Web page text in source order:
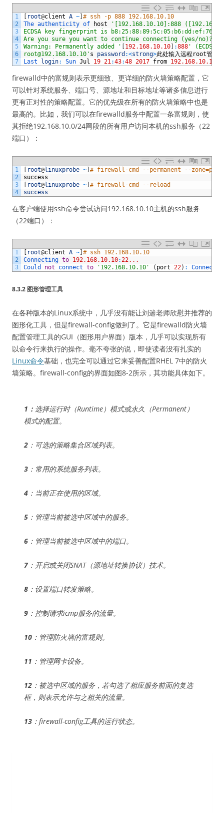
1
2
3
4
5
6
7
root@client A ~ # ssh -p 888 192.168.10.10
The authenticity of host
'[192.168.10.10]:888
ECDSA key fingerprint is
Are you sure you want to continue connecting (yes/no)?
Warning: Permanently added '
192.168.10.10 :888 '
root@192.168.10.10' s password :<strong>此处输入远程 root管理
Last
login: Sun Jul 19 21:43:48 2017 from 192.168.10.10
firewalld中的富规则表示更细致、更详细的防火墙策略配置，它
可以针对系统服务、端口号、源地址和目标地址等诸多信息进行
更有正对性的策略配置。它的优先级在所有的防火墙策略中也是
最高的。比如，我们可以在firewalld服务中配置一条富规则，使
其拒绝192.168.10.0/24网段的所有用户访问本机的ssh服务（22
端口）：
1
2
3
4
root@linuxprobe ~ # firewall-cmd --permanent --
success
root@linuxprobe ~ # firewall-cmd --reload
success
在客户端使用ssh命令尝试访问192.168.10.10主机的ssh服务
（22端口）：
1
2
3
root@client A ~ # ssh 192.168.10.10
Connecting to 192.168.10.10:22...
Could not connect to '192.168.10.10' ( port 22) :
8.3.2 图形管理工具
在各种版本的Linux系统中，几乎没有能让刘遄老师欣慰并推荐的
图形化工具，但是firewall-config做到了。它是firewalld防火墙
配置管理工具的GUI（图形用户界面）版本，几乎可以实现所有
以命令行来执行的操作。毫不夸张的说，即使读者没有扎实的
Linux命令基础，也完全可以通过它来妥善配置RHEL 7中的防火
墙策略。firewall-config的界面如图8-2所示，其功能具体如下。
1： 选择运行时（Runtime）模式或永久（Permanent）
模式的配置。
2 ：可选的策略集合区域列表。
3 ：常用的系统服务列表。
4 ：当前正在使用的区域。
5 ：管理当前被选中区域中的服务。
6 ：管理当前被选中区域中的端口。
7：开启或关闭SNAT（源地址转换协议）技术。
8 ：设置端口转发策略。
9 ：控制请求icmp服务的流量。
10 ：管理防火墙的富规则。
11 ：管理网卡设备。
12 ：被选中区域的服务，若勾选了相应服务前面的复选
框，则表示允许与之相关的流量。
13 ：firewall-config工具的运行状态。